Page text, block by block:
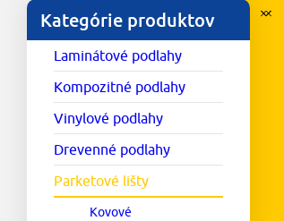
Kategórie produktov
Laminátové podlahy
Kompozitné podlahy
Vinylové podlahy
Drevenné podlahy
Parketové lišty
Kovové